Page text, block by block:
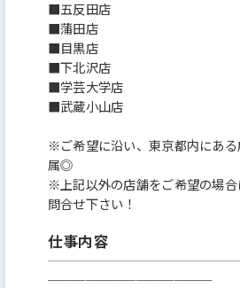
■五反田店
■蒲田店
■目黒店
■下北沢店
■学芸大学店
■武蔵小山店
※ご希望に沿い、東京都内にあ
属◎
※上記以外の店舗をご希望の場
問合せ下さい！
仕事内容
─────────────